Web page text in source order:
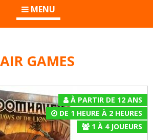
MENU
GAMES
À PARTIR DE 12 ANS
DE 1 HEURE À 2 HEURES
1 À 4JOUEURS